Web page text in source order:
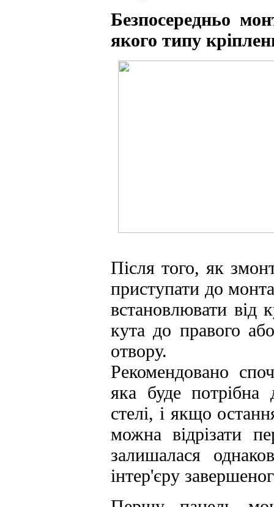
Безпосередньо
якого типу
Після того, як
приступати до
встановлювати від
кута до правого
отвору.
Рекомендовано
яка буде потрібна
стелі, і якщо
можна відрізати
залишалася
інтер'єру